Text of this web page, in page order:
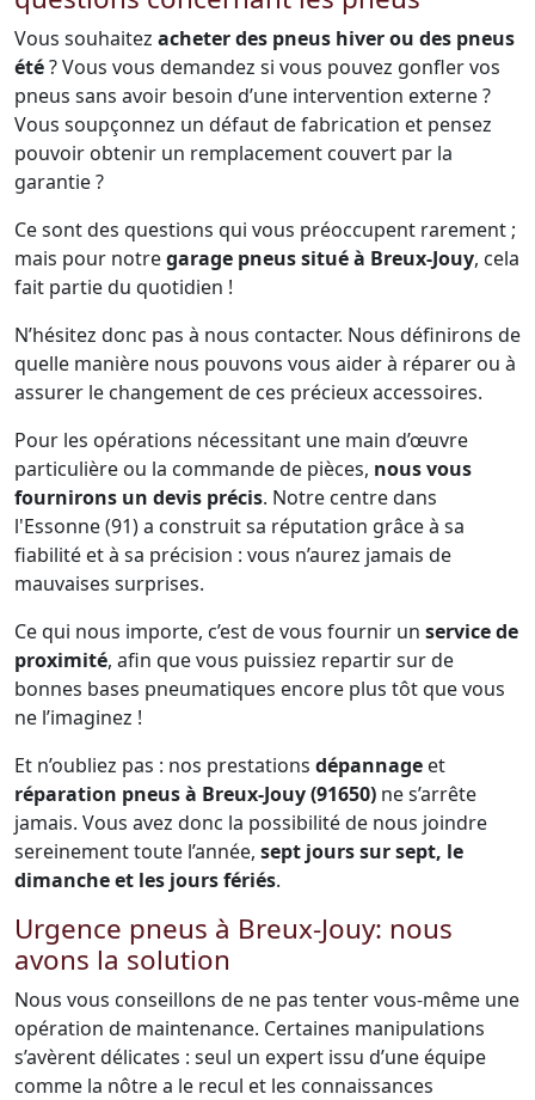
Vous souhaitez acheter des pneus hiver ou des pneus
été? Vous vous demandez si vous pouvez gonfler vos
pneus sans avoir besoin d’une intervention externe ?
Vous soupçonnez un défaut de fabrication et pensez
pouvoir obtenir un remplacement couvert par la
garantie ?
Ce sont des questions qui vous préoccupent rarement ;
mais pour notregarage pneus situé à Breux-Jouy, cela
fait partie du quotidien !
N’hésitez donc pas à nous contacter. Nous définirons de
quelle manière nous pouvons vous aider à réparer ou à
assurer le changement de ces précieux accessoires.
Pour les opérations nécessitant une main d’œuvre
particulière ou la commande de pièces, nous vous
fournirons un devis précis. Notre centre dans
l'Essonne (91) a construit sa réputation grâce à sa
fiabilité et à sa précision : vous n’aurez jamais de
mauvaises surprises.
Ce qui nous importe, c’est de vous fournir un service de
proximité, afin que vous puissiez repartir sur de
bonnes bases pneumatiques encore plus tôt que vous
ne l’imaginez !
Et n’oubliez pas : nos prestations dépannage et
réparation pneus à Breux-Jouy (91650) ne s’arrête
jamais. Vous avez donc la possibilité de nous joindre
sereinement toute l’année, sept jours sur sept, le
dimanche et les jours fériés.
Urgence pneus à Breux-Jouy: nous
avons la solution
Nous vous conseillons de ne pas tenter vous-même une
opération de maintenance. Certaines manipulations
s’avèrent délicates : seul un expert issu d’une équipe
comme la nôtre a le recul et les connaissances